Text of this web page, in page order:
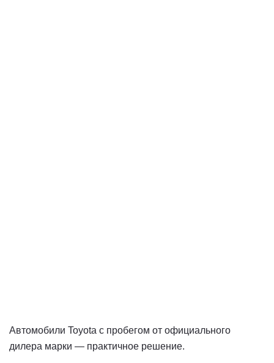
Автомобили Toyota с пробегом от официального
дилера марки — практичное решение.